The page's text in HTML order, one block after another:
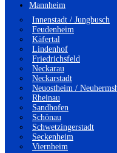
Mannheim
Innenstadt / Jungbusch
Feudenheim
Käfertal
Lindenhof
Friedrichsfeld
Neckarau
Neckarstadt
Neuostheim /
Rheinau
Sandhofen
Schönau
Schwetzingerstadt
Seckenheim
Viernheim